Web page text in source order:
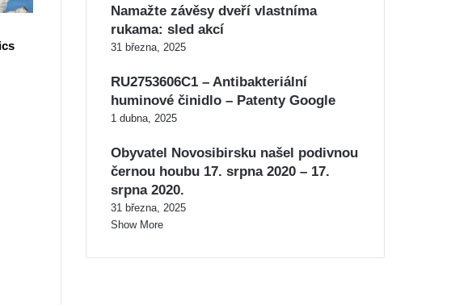
Namažte závěsy dveří vlastníma
rukama: sled akcí
31 března, 2025
RU2753606C1 – Antibakteriální
huminové činidlo – Patenty Google
1 dubna, 2025
Obyvatel Novosibirsku našel podivnou
černou houbu 17. srpna 2020 – 17.
srpna 2020.
31 března, 2025
Show More